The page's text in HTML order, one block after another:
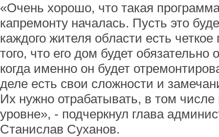
«Очень хорошо, что такая
капремонту началась. Пусть это
каждого жителя области есть
того, что его дом будет обязательно
когда именно он будет
деле есть свои сложности и
Их нужно отрабатывать, в том числе
уровне», - подчеркнул глава
Станислав Суханов.